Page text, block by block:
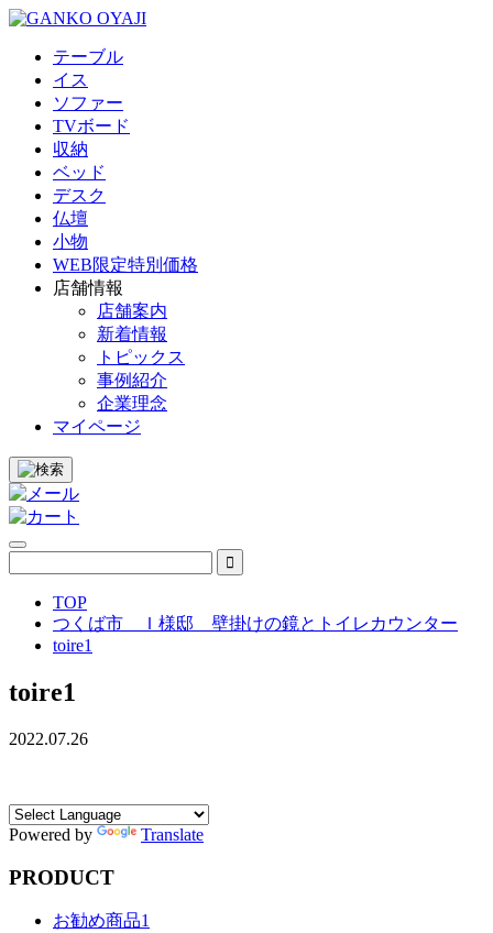
テーブル
イス
ソファー
TVボード
収納
ベッド
デスク
仏壇
小物
WEB限定特別価格
店舗情報
店舗案内
新着情報
トピックス
事例紹介
企業理念
マイページ
TOP
つくば市 Ｉ様邸 壁掛けの鏡とトイレカウンター
toire1
toire1
2022.07.26
Powered by Translate
PRODUCT
お勧め商品1